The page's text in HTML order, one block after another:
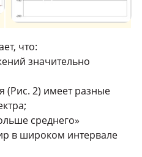
что:
значительно
2) имеет разные
среднего»
в широком интервале